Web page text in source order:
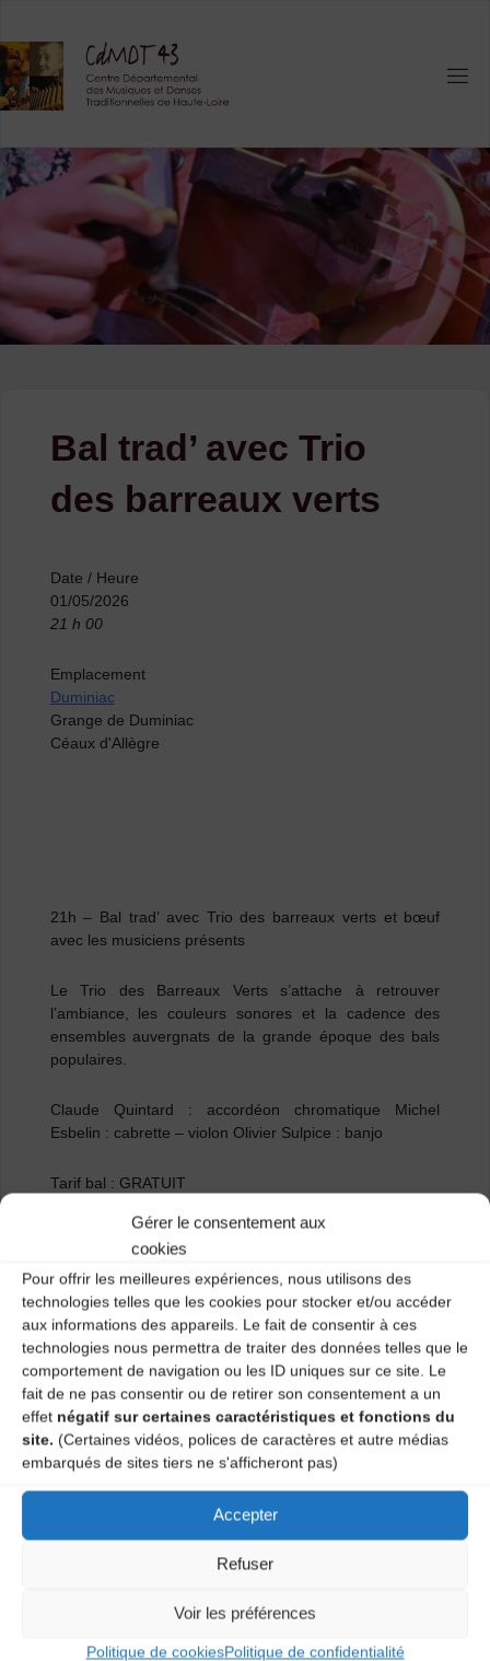
Gérer le consentement aux
cookies
Pour offrir les meilleures expériences, nous utilisons des
technologies telles que les cookies pour stocker et/ou accéder
aux informations des appareils. Le fait de consentir à ces
technologies nous permettra de traiter des données telles que le
comportement de navigation ou les ID uniques sur ce site. Le
fait de ne pas consentir ou de retirer son consentement a un
effet négatif sur certaines caractéristiques et fonctions du
site. (Certaines vidéos, polices de caractères et autre médias
embarqués de sites tiers ne s'afficheront pas)
Accepter
Refuser
Voir les préférences
Politique de cookiesPolitique de confidentialité
content
Bal trad’ avec Trio
des barreaux verts
Date / Heure
01/05/2026
21 h 00
Emplacement
Duminiac
Grange de Duminiac
Céaux d'Allègre
21h – Bal trad’ avec Trio des barreaux vertset bœuf
avec les musiciens présents
Le Trio des Barreaux Verts s’attache à retrouver
l’ambiance, les couleurs sonores et la cadence des
ensembles auvergnats de la grande époque des bals
populaires.
Claude Quintard : accordéon chromatique Michel
Esbelin : cabrette – violon Olivier Sulpice : banjo
Tarif bal : GRATUIT
Buvette sur place.